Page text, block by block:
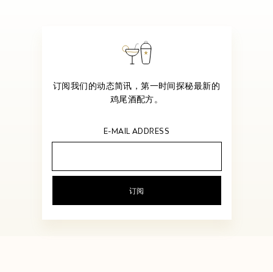
订阅我们的动态简讯，第一时间探秘最新的
鸡尾酒配方。
E-MAIL ADDRESS
的
邮
箱